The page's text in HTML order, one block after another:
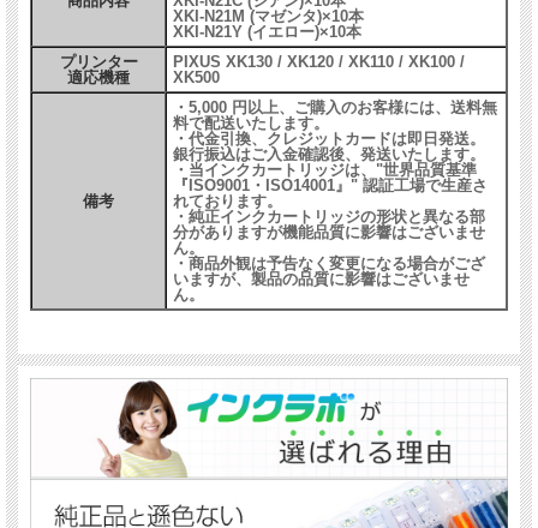
XKI-N21M (マゼンタ)×10本
XKI-N21Y (イエロー)×10本
プリンター
適応機種
PIXUS XK130 / XK120 / XK110 / XK100 /
XK500
備考
・5,000 円以上、ご購入のお客様には、送料無
料で配送いたします。
・代金引換、クレジットカードは即日発送。
銀行振込はご入金確認後、発送いたします。
・当インクカートリッジは、"世界品質基準
『ISO9001・ISO14001』" 認証工場で生産さ
れております。
・純正インクカートリッジの形状と異なる部
分がありますが機能品質に影響はございませ
ん。
・商品外観は予告なく変更になる場合がござ
いますが、製品の品質に影響はございませ
ん。